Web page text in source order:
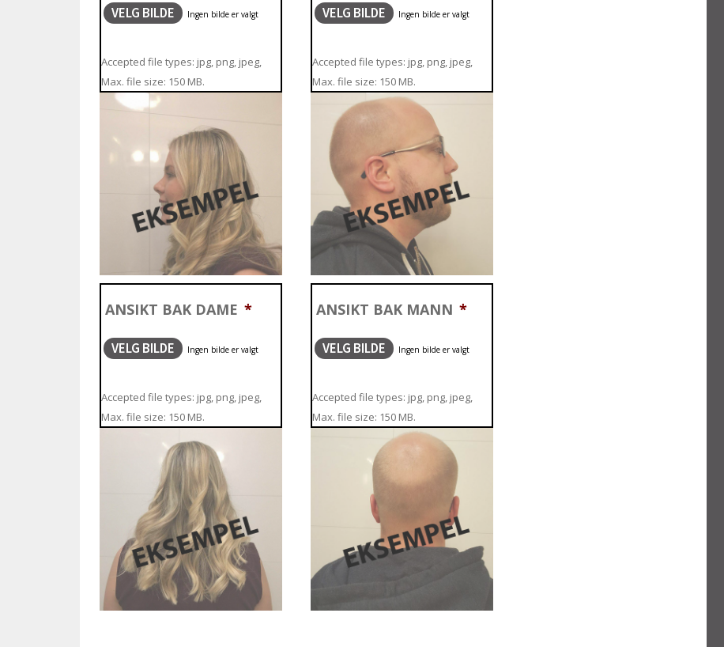
VELG BILDE
Accepted file types: jpg, png, jpeg,
Max. file size: 150 MB.
ANSIKT BAK DAME *
VELG BILDE
Accepted file types: jpg, png, jpeg,
Max. file size: 150 MB.
VELG BILDE
Accepted file types: jpg, png, jpeg,
Max. file size: 150 MB.
ANSIKT BAK MANN *
VELG BILDE
Accepted file types: jpg, png, jpeg,
Max. file size: 150 MB.